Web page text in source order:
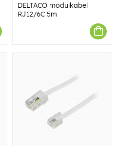
DELTACO modulkabel
RJ12/6C 5m